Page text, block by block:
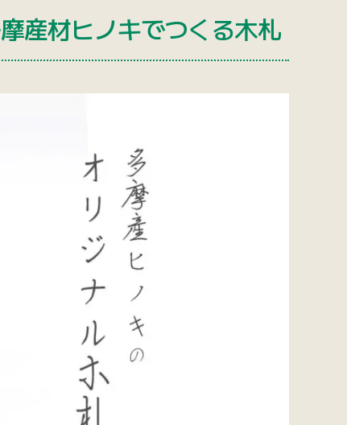
産材ヒノキでつくる木札